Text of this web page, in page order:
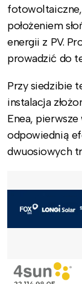
położeniem
energii z PV.
prowadzić do
Przy siedzibie
instalacja
Enea,
odpowiednią
dwuosiowych